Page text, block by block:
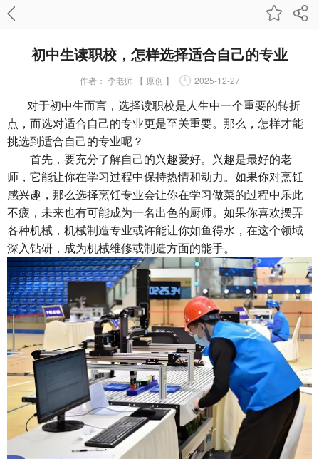
初中生读职校，怎样选择适合自己的专业
作者： 李老师 【 原创 】 2025-12-27
对于初中生而言，选择读职校是人生中一个重要的转折
点，而选对适合自己的专业更是至关重要。那么，怎样才能
挑选到适合自己的专业呢？
首先，要充分了解自己的兴趣爱好。兴趣是最好的老
师，它能让你在学习过程中保持热情和动力。如果你对烹饪
感兴趣，那么选择烹饪专业会让你在学习做菜的过程中乐此
不疲，未来也有可能成为一名出色的厨师。如果你喜欢摆弄
各种机械，机械制造专业或许能让你如鱼得水，在这个领域
深入钻研，成为机械维修或制造方面的能手。